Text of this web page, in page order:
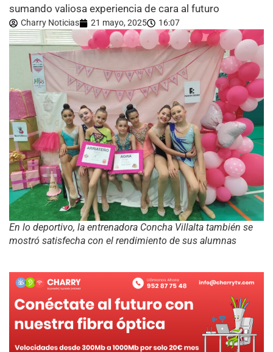
sumando valiosa experiencia de cara al futuro
Charry Noticias 21 mayo, 2025 16:07
En lo deportivo, la entrenadora Concha Villalta también se
mostró satisfecha con el rendimiento de sus alumnas